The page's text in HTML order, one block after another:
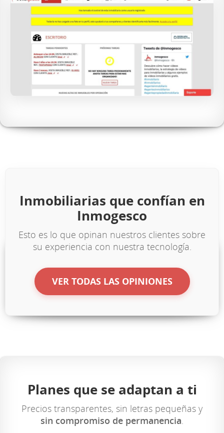
Inmobiliarias que confían en
Inmogesco
Esto es lo que opinan nuestros clientes sobre
su experiencia con nuestra tecnología.
VER TODAS LAS OPINIONES
Planes que se adaptan a ti
Precios transparentes, sin letras pequeñas y
sin compromiso de permanencia.